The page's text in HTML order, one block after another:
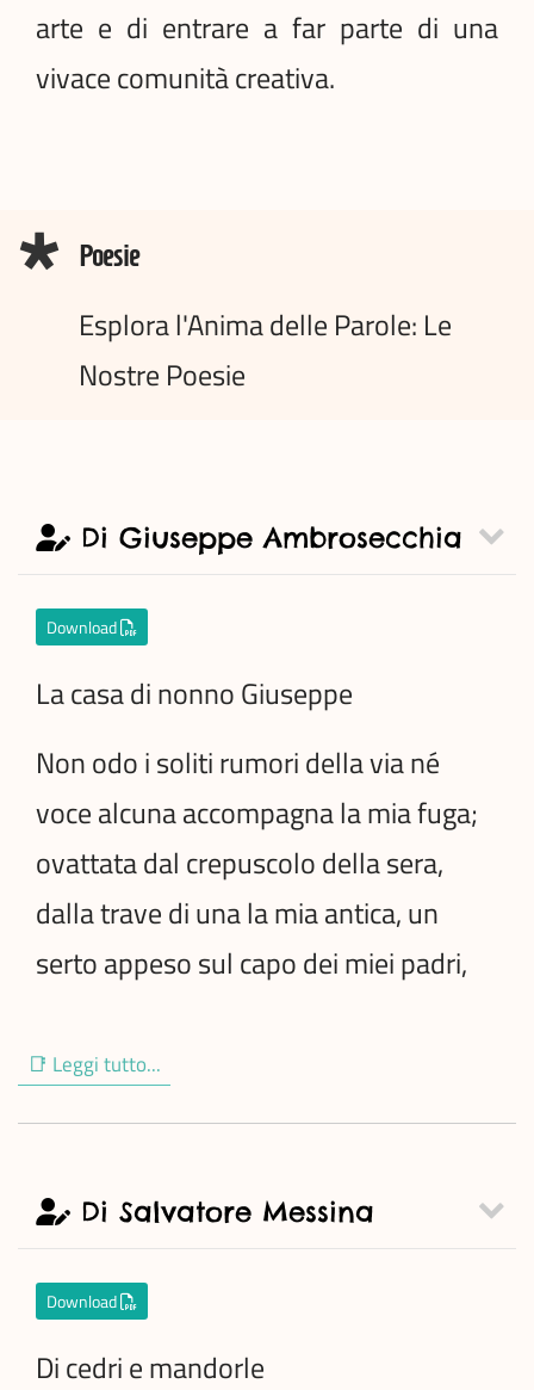
arte e di entrare a far parte di una
vivace comunità creativa.
Poesie
Esplora l'Anima delle Parole: Le
Nostre Poesie
Di Giuseppe Ambrosecchia
Download
La casa di nonno Giuseppe
Non odo i soliti rumori della via né
voce alcuna accompagna la mia fuga;
ovattata dal crepuscolo della sera,
dalla trave di una la mia antica, un
serto appeso sul capo dei miei padri,
📑 Leggi tutto...
Di Salvatore Messina
Download
Di cedri e mandorle